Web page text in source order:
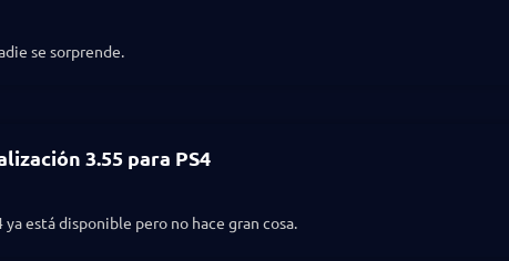
se sorprende.
3.55 para PS4
está disponible pero no hace gran cosa.